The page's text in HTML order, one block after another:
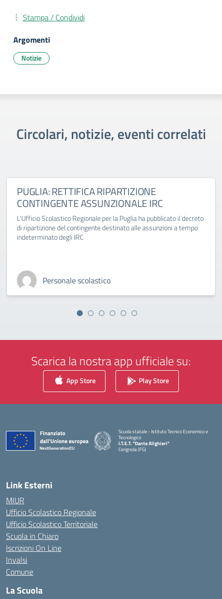
Stampa / Condividi
Argomenti
Notizie
Circolari, notizie, eventi correlati
PUGLIA: RETTIFICA RIPARTIZIONE
CONTINGENTE ASSUNZIONALE IRC
L’Ufficio Scolastico Regionale per la Puglia ha pubblicato il decreto
di ripartizione del contingente destinato alle assunzioni a tempo
indeterminato degli IRC
Personale scolastico
Scarica la nostra app ufficiale su:
App Store Play Store
Scuola statale - Istituto Tecnico Economico e
Tecnologico
I.T.E.T. "Dante Alighieri"
Cerignola (FG)
— Visita la pagina iniziale della scuola
Link Esterni
MIUR
Ufficio Scolastico Regionale
Ufficio Scolastico Territoriale
Scuola in Chiaro
Iscrizioni On Line
Invalsi
Comune
La Scuola